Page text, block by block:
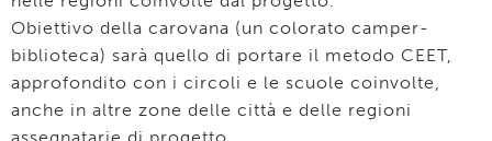
Obiettivo della carovana (un colorato camper-
biblioteca) sarà quello di portare il metodo CEET,
approfondito con i circoli e le scuole coinvolte,
anche in altre zone delle città e delle regioni